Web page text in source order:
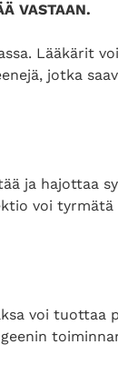
VASTAAN.
Lääkärit
jotka
ja hajottaa
voi
voi tuottaa